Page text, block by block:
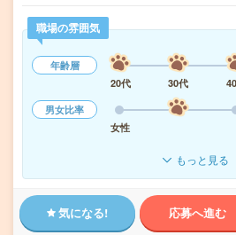
職場の雰囲気
年齢層
20代
30代
男女比率
女性
もっと見る
気になる! 応募へ進む